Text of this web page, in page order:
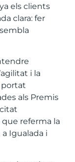
els clients
clara: fer
i la
portat
als Premis
referma la
Igualada i